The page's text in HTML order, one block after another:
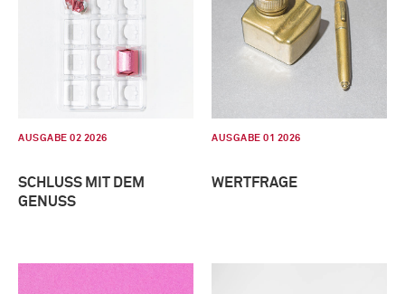
AUSGABE 02 2026
SCHLUSS MIT DEM
GENUSS
AUSGABE 01 2026
WERTFRAGE